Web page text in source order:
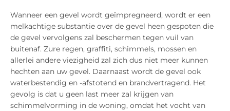
Wanneer een gevel wordt geïmpregneerd, wordt er een
melkachtige substantie over de gevel heen gespoten die
de gevel vervolgens zal beschermen tegen vuil van
buitenaf. Zure regen, graffiti, schimmels, mossen en
allerlei andere viezigheid zal zich dus niet meer kunnen
hechten aan uw gevel. Daarnaast wordt de gevel ook
waterbestendig en -afstotend en brandvertragend. Het
gevolg is dat u geen last meer zal krijgen van
schimmelvorming in de woning, omdat het vocht van